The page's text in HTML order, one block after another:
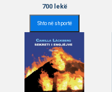
700lekë
Shto në shportë